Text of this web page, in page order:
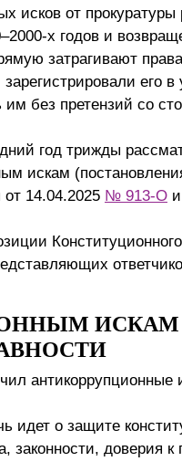
исков от
х годов и
затрагивают
его
без претензий со
год трижды
искам
14.04.2025 № 913-О и
идет о защите
законности, доверия